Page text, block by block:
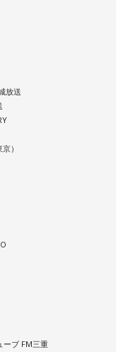
ヒットを1本も打
ないです（笑）。
チを作っても無失
、それができたと
す」
ナウンサー
。
好きになれなく
っとモヤモヤして
」
相談を受け、中島
。
クインしそうな
てください。
放送
）
ーブ FM三重